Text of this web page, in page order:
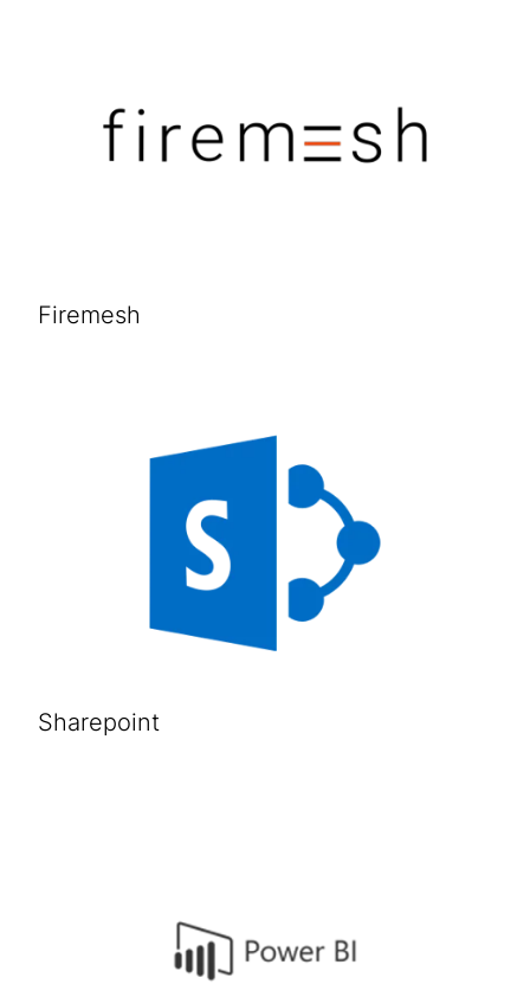
Firemesh
Sharepoint